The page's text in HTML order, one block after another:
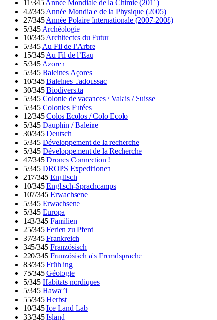
11/345 Année Mondiale de la Chimie (2011)
42/345 Année Mondiale de la Physique (2005)
27/345 Année Polaire Internationale (2007-2008)
5/345 Archéologie
10/345 Architectes du Futur
5/345 Au Fil de l’Arbre
15/345 Au Fil de l’Eau
5/345 Azoren
5/345 Baleines Açores
10/345 Baleines Tadoussac
30/345 Biodiversita
5/345 Colonie de vacances / Valais / Suisse
5/345 Colonies Futées
12/345 Colos Ecolos / Colo Ecolo
5/345 Dauphin / Baleine
30/345 Deutsch
5/345 Développement de la recherche
5/345 Développement de la Recherche
47/345 Drones Connection !
5/345 DROPS Expeditionen
217/345 Englisch
10/345 Englisch-Sprachcamps
107/345 Erwachsene
5/345 Erwachsene
5/345 Europa
143/345 Familien
25/345 Ferien zu Pferd
37/345 Frankreich
345/345 Französisch
220/345 Französisch als Fremdsprache
83/345 Frühling
75/345 Géologie
5/345 Habitats nordiques
5/345 Hawai’i
55/345 Herbst
10/345 Ice Land Lab
33/345 Island